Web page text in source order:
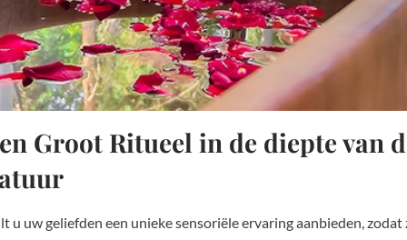
Groot Ritueel in de diepte van
u uw geliefden een unieke sensoriële ervaring aanbieden, zodat